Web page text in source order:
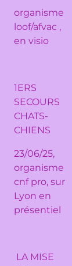
organisme
loof/afvac ,
en visio
1ERS
SECOURS
CHATS-
CHIENS
23/06/25,
organisme
cnf pro, sur
Lyon en
présentiel
LA MISE